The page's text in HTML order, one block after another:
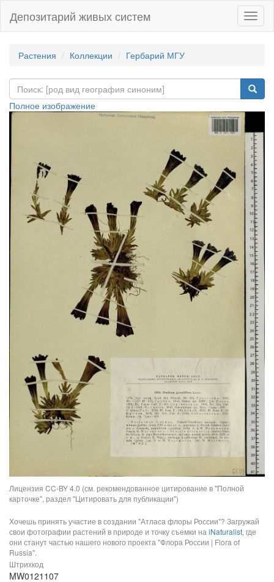
Депозитарий живых систем
Растения Коллекции Гербарий МГУ
Полное изображение
Лицензия CC-BY 4.0 (см. рекомендованное цитирование в "Полной
карточке", раздел "Цитировать для публикации")
Хочешь принять участие в создании "Атласа флоры России"? Загружай
свои фотографии растений в природе и точку съемки наiNaturalist, где
они станут частью нашего нового проекта "Флора России | Flora of
Russia".
Штрихкод
MW0121107